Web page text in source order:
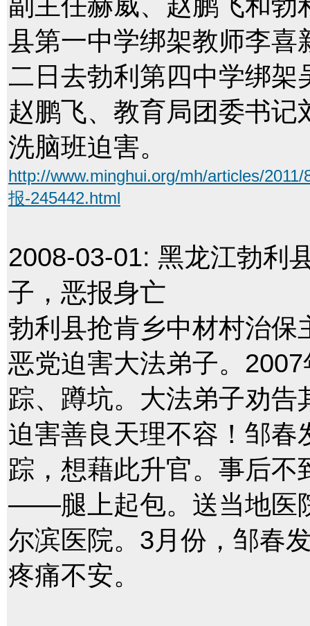
县第一中学绑架教师李
二日去勃利第四中学绑
赵鹏飞、教育局团委书
洗脑班迫害。
http://www.minghui.org/mh/articles/
报-245442.html
2008-03-01: 黑龙江勃利
子，恶报身亡
勃利县抢肯乡中材村治
恶党迫害大法弟子。
踪、蹲坑。大法弟子劝
迫害善良天理不容！邹
踪，想藉此升官。事后
——腿上起包。送当地医
尔滨医院。3月份，邹春
疼痛不安。